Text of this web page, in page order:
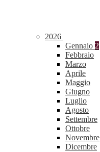
2026
Gennaio 2
Febbraio
Marzo
Aprile
Maggio
Giugno
Luglio
Agosto
Settembre
Ottobre
Novembre
Dicembre